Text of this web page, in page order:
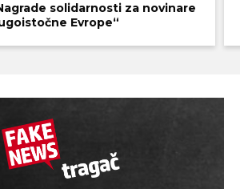
solidarnosti za novinare
Evrope“